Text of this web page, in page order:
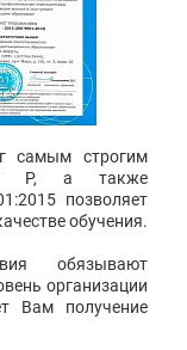
самым строгим
Р, а также
позволяет
обучения.
обязывают
организации
Вам получение